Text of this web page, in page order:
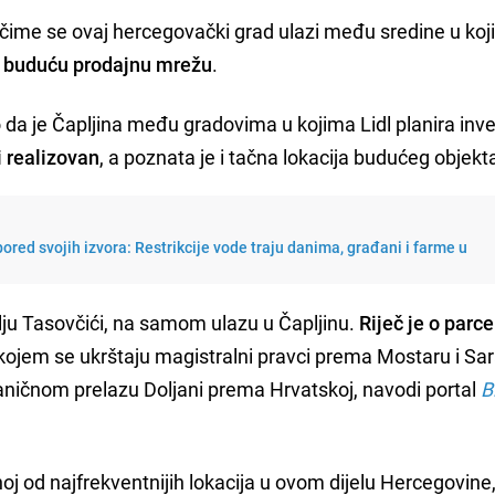
se ovaj hercegovački grad ulazi među sredine u
prodajnu mrežu.
je Čapljina među gradovima u kojima Lidl planira
realizovan, a poznata je i tačna lokacija budućeg
svojih izvora: Restrikcije vode traju danima, građani i farme u
Tasovčići, na samom ulazu u Čapljinu. Riječ je o
se ukrštaju magistralni pravci prema Mostaru i
prelazu Doljani prema Hrvatskoj, navodi portal
od najfrekventnijih lokacija u ovom dijelu